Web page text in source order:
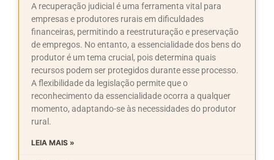
A recuperação judicial é uma ferramenta vital para
empresas e produtores rurais em dificuldades
financeiras, permitindo a reestruturação e preservação
de empregos. No entanto, a essencialidade dos bens do
produtor é um tema crucial, pois determina quais
recursos podem ser protegidos durante esse processo.
A flexibilidade da legislação permite que o
reconhecimento da essencialidade ocorra a qualquer
momento, adaptando-se às necessidades do produtor
rural.
LEIA MAIS »